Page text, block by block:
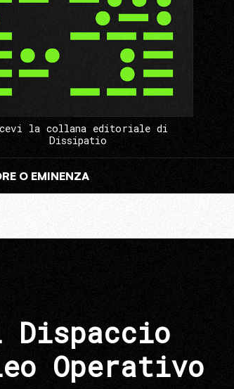
la collana editoriale di
Dissipatio
O EMINENZA
Operativo